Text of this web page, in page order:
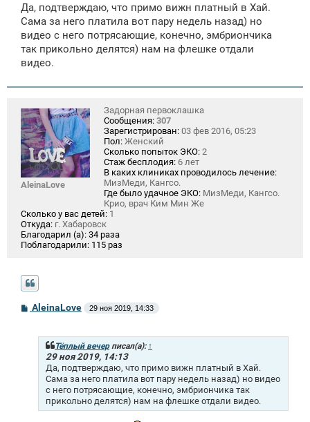
б
щ
н
и
Да, подтверждаю, что примо вижн платный в Хай.
Сама за него платила вот пару недель назад) но
видео с него потрясающие, конечно, эмбриончика
так прикольно делятся) нам на флешке отдали
видео.
AleinaLove
Задорная первоклашка
Сообщения: 307
Зарегистрирован: 03 фев 2016, 05:23
Пол: Женский
Сколько попыток ЭКО: 2
Стаж бесплодия: 6 лет
В каких клиниках проводилось лечение:
МизМеди, Кангсо.
Где было удачное ЭКО: МизМеди, Кангсо.
Крио, врач Ким Мин Же
Сколько у вас детей: 1
Откуда: г. Хабаровск
Благодарил (а): 34 раза
Поблагодарили: 115 раз
С
о
AleinaLove 29 ноя 2019, 14:33
Тёплый вечерписал(а): ↑
29 ноя 2019, 14:13
Да, подтверждаю, что примо вижн платный в Хай.
Сама за него платила вот пару недель назад) но видео
с него потрясающие, конечно, эмбриончика так
прикольно делятся) нам на флешке отдали видео.